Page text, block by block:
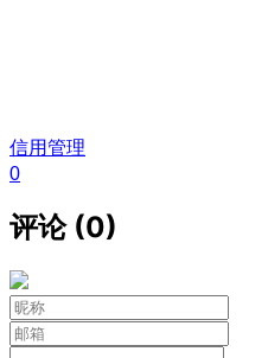
信用管理
0
评论 (0)